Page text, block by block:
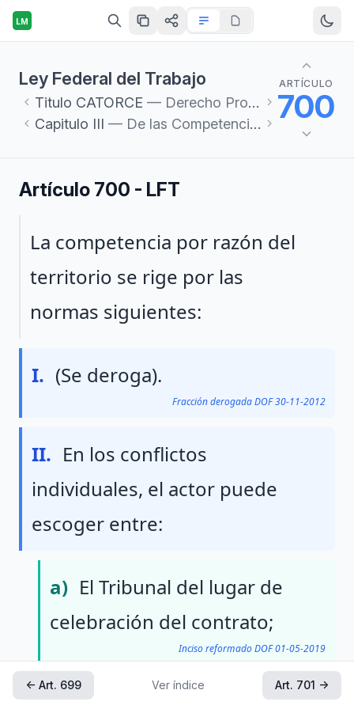
LM
Ley Federal del Trabajo
Titulo CATORCE — Derecho Procesal del Trabajo
Capitulo III — De las Competencias
ARTÍCULO
700
Artículo 700 - LFT
Párrafo 1
La competencia por razón del
territorio se rige por las
normas siguientes:
Fraccion I
I. (Se deroga).
Fracción derogada DOF 30-11-2012
Fraccion II
II. En los conflictos
individuales, el actor puede
escoger entre:
Inciso a
a) El Tribunal del lugar de
celebración del contrato;
Inciso reformado DOF 01-05-2019
Inciso b
b) El Tribunal del domicilio
← Art. 699 Ver índice Art. 701 →